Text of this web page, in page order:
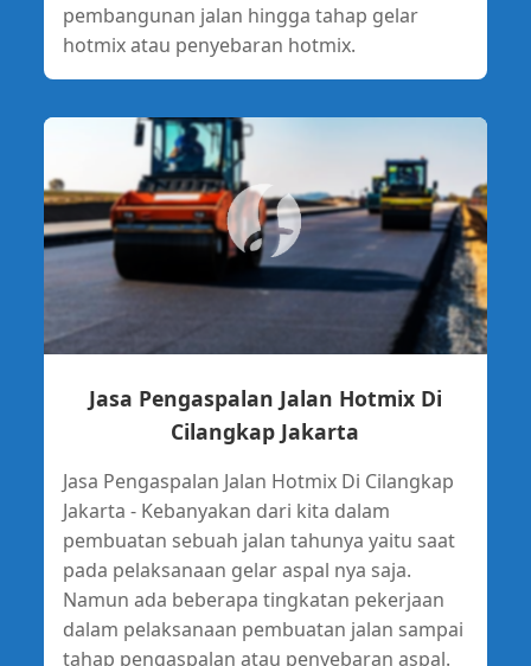
pembangunan jalan hingga tahap gelar
hotmix atau penyebaran hotmix.
Jasa Pengaspalan Jalan Hotmix Di
Cilangkap Jakarta
Jasa Pengaspalan Jalan Hotmix Di Cilangkap
Jakarta - Kebanyakan dari kita dalam
pembuatan sebuah jalan tahunya yaitu saat
pada pelaksanaan gelar aspal nya saja.
Namun ada beberapa tingkatan pekerjaan
dalam pelaksanaan pembuatan jalan sampai
tahap pengaspalan atau penyebaran aspal.